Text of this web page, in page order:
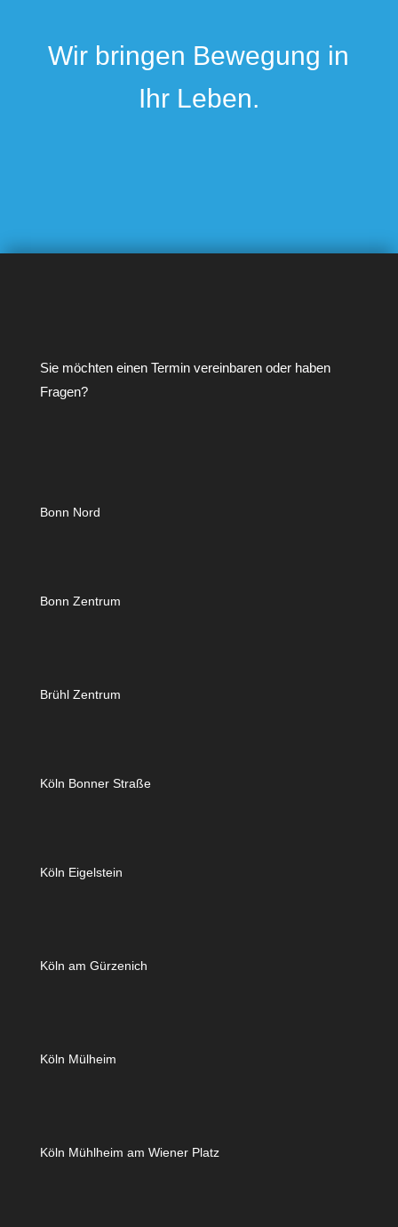
Wir bringen Bewegung in
Ihr Leben.
Sie möchten einen Termin vereinbaren oder haben
Fragen?
Bonn Nord
Bonn Zentrum
Brühl Zentrum
Köln Bonner Straße
Köln Eigelstein
Köln am Gürzenich
Köln Mülheim
Köln Mühlheim am Wiener Platz